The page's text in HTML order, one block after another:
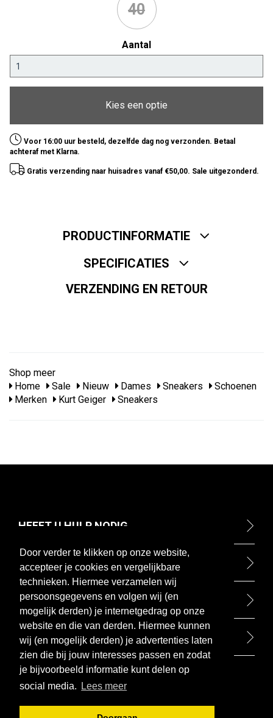
Door verder te klikken op onze website,
accepteer je cookies en vergelijkbare
technieken. Hiermee verzamelen wij
persoonsgegevens en volgen wij (en
mogelijk derden) je internetgedrag op onze
website en die van derden. Hiermee kunnen
wij (en mogelijk derden) je advertenties laten
zien die bij jouw interesses passen en zodat
je bijvoorbeeld informatie kunt delen op
social media.
Lees meer
40
Aantal
Kies een optie
Voor 16:00 uur besteld, dezelfde dag nog verzonden. Betaal
achteraf met Klarna.
Gratis verzending naar huisadres vanaf €50,00. Sale uitgezonderd.
PRODUCTINFORMATIE
SPECIFICATIES
VERZENDING EN RETOUR
Shop meer
Home
Sale Nieuw Dames Sneakers
Schoenen
Merken
Kurt Geiger Sneakers
HEEFT U HULP NODIG
ONTDEK
BETAALMETHODEN
BEZOEK ONZE WINKEL